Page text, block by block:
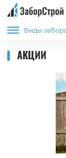
Виды
АКЦИИ